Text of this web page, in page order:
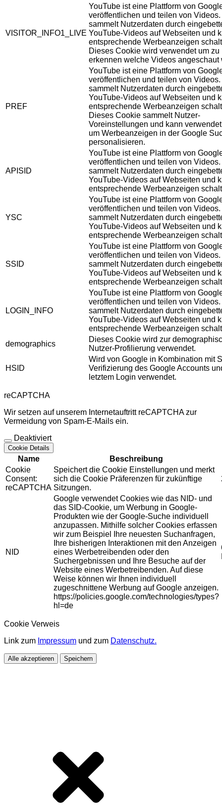
VISITOR_INFO1_LIVE
YouTube ist eine Plattform von
veröffentlichen und teilen von
sammelt Nutzerdaten durch
YouTube-Videos auf Webseiten und
entsprechende Werbeanzeigen
Dieses Cookie wird verwendet um zu
erkennen welche Videos angeschaut
PREF
YouTube ist eine Plattform von
veröffentlichen und teilen von
sammelt Nutzerdaten durch
YouTube-Videos auf Webseiten und
entsprechende Werbeanzeigen
Dieses Cookie sammelt Nutzer-
Voreinstellungen und kann
um Werbeanzeigen in der Google
personalisieren.
APISID
YouTube ist eine Plattform von
veröffentlichen und teilen von
sammelt Nutzerdaten durch
YouTube-Videos auf Webseiten und
entsprechende Werbeanzeigen
YSC
YouTube ist eine Plattform von
veröffentlichen und teilen von
sammelt Nutzerdaten durch
YouTube-Videos auf Webseiten und
entsprechende Werbeanzeigen
SSID
YouTube ist eine Plattform von
veröffentlichen und teilen von
sammelt Nutzerdaten durch
YouTube-Videos auf Webseiten und
entsprechende Werbeanzeigen
LOGIN_INFO
YouTube ist eine Plattform von
veröffentlichen und teilen von
sammelt Nutzerdaten durch
YouTube-Videos auf Webseiten und
entsprechende Werbeanzeigen
demographics
Dieses Cookie wird zur
Nutzer-Profilierung verwendet.
HSID
Wird von Google in Kombination mit
Verifizierung des Google Accounts
letztem Login verwendet.
reCAPTCHA
Wir setzen auf unserem Internetauftritt reCAPTCHA zur
Vermeidung von Spam-E-Mails ein.
Deaktiviert
Cookie Details
Name
Beschreibung
Cookie
Consent:
reCAPTCHA
Speichert die Cookie Einstellungen und merkt
sich die Cookie Präferenzen für zukünftige
Sitzungen.
NID
Google verwendet Cookies wie das NID- und
das SID-Cookie, um Werbung in Google-
Produkten wie der Google-Suche individuell
anzupassen. Mithilfe solcher Cookies erfassen
wir zum Beispiel Ihre neuesten Suchanfragen,
Ihre bisherigen Interaktionen mit den Anzeigen
eines Werbetreibenden oder den
Suchergebnissen und Ihre Besuche auf der
Website eines Werbetreibenden. Auf diese
Weise können wir Ihnen individuell
zugeschnittene Werbung auf Google anzeigen.
https://policies.google.com/technologies/types?
hl=de
Cookie Verweis
Link zum Impressum und zum Datenschutz.
Alle akzeptieren Speichern